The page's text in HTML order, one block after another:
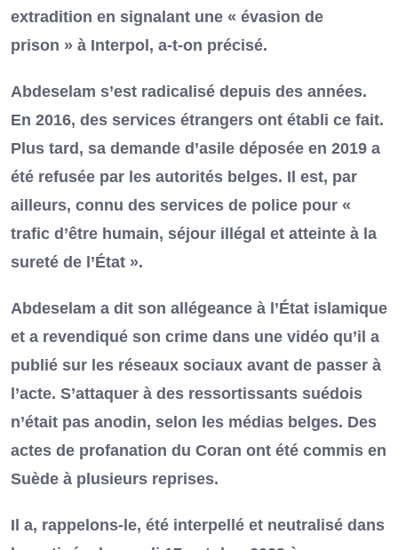
extradition en signalant une « évasion de
prison » à Interpol, a-t-on précisé.
Abdeselam s’est radicalisé depuis des années.
En 2016, des services étrangers ont établi ce fait.
Plus tard, sa demande d’asile déposée en 2019 a
été refusée par les autorités belges. Il est, par
ailleurs, connu des services de police pour «
trafic d’être humain, séjour illégal et atteinte à la
sureté de l’État ».
Abdeselam a dit son allégeance à l’État islamique
et a revendiqué son crime dans une vidéo qu’il a
publié sur les réseaux sociaux avant de passer à
l’acte. S’attaquer à des ressortissants suédois
n’était pas anodin, selon les médias belges. Des
actes de profanation du Coran ont été commis en
Suède à plusieurs reprises.
Il a, rappelons-le, été interpellé et neutralisé dans